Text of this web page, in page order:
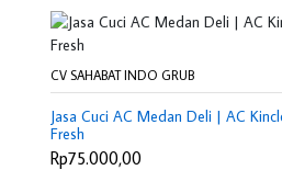
CV SAHABAT INDO GRUB
Jasa Cuci AC Medan Deli | AC
Fresh
Rp75.000,00